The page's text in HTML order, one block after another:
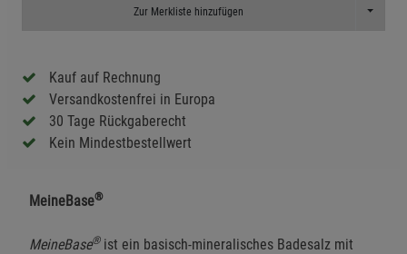
Zur Merkliste hinzufügen Toggle
Kauf auf Rechnung
Versandkostenfrei in Europa
30 Tage Rückgaberecht
Kein Mindestbestellwert
MeineBase®
MeineBase®ist ein basisch-mineralisches Badesalz mit